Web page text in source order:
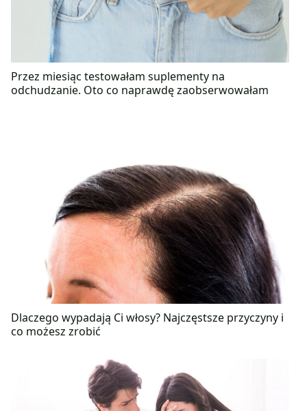
Przez miesiąc testowałam suplementy na
odchudzanie. Oto co naprawdę zaobserwowałam
Dlaczego wypadają Ci włosy? Najczęstsze przyczyny i
co możesz zrobić